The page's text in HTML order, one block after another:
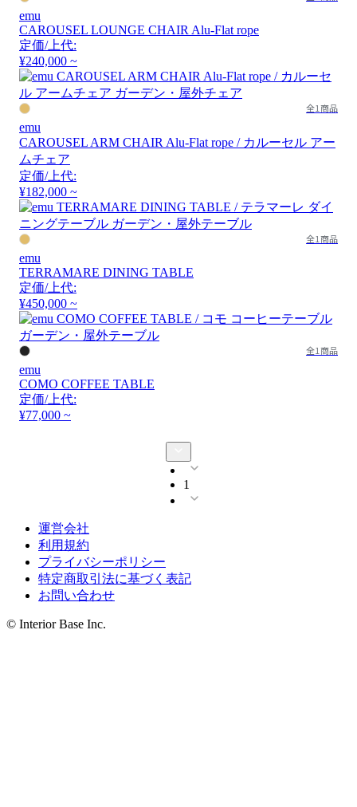
emu
CAROUSEL LOUNGE CHAIR Alu-Flat rope
定価/上代:
¥240,000 ~
全1商品
emu
CAROUSEL ARM CHAIR Alu-Flat rope / カルーセル アー
ムチェア
定価/上代:
¥182,000 ~
全1商品
emu
TERRAMARE DINING TABLE
定価/上代:
¥450,000 ~
全1商品
emu
COMO COFFEE TABLE
定価/上代:
¥77,000 ~
1
運営会社
利用規約
プライバシーポリシー
特定商取引法に基づく表記
お問い合わせ
© Interior Base Inc.